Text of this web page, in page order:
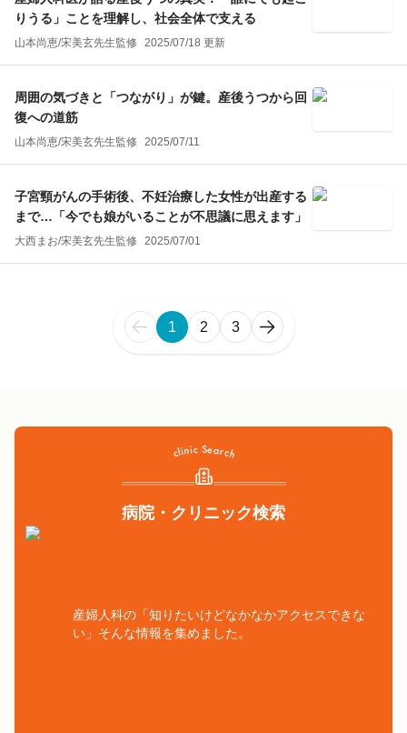
りうる」ことを理解し、社会全体で支える
山本尚恵/宋美玄先生監修 2025/07/18 更新
周囲の気づきと「つながり」が鍵。産後うつから回
復への道筋
山本尚恵/宋美玄先生監修 2025/07/11
子宮頸がんの手術後、不妊治療した女性が出産する
まで…「今でも娘がいることが不思議に思えます」
大西まお/宋美玄先生監修 2025/07/01
1 2 3
病院・クリニック検索
産婦人科の「知りたいけどなかなかアクセスできな
い」そんな情報を集めました。